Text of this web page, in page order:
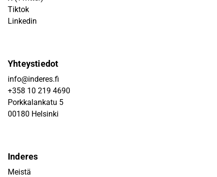
Tiktok
Linkedin
Yhteystiedot
info@inderes.fi
+358 10 219 4690
Porkkalankatu 5
00180 Helsinki
Inderes
Meistä